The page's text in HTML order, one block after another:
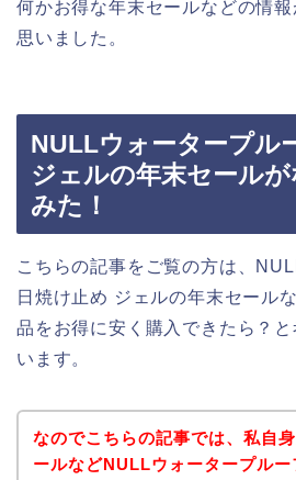
何かお得な年末セールなどの情
思いました。
NULLウォータープル
ジェルの年末セール
みた！
こちらの記事をご覧の方は、
日焼け止め ジェルの年末セール
品をお得に安く購入できたら？
います。
なのでこちらの記事では、私自
ールなどNULLウォータープルー